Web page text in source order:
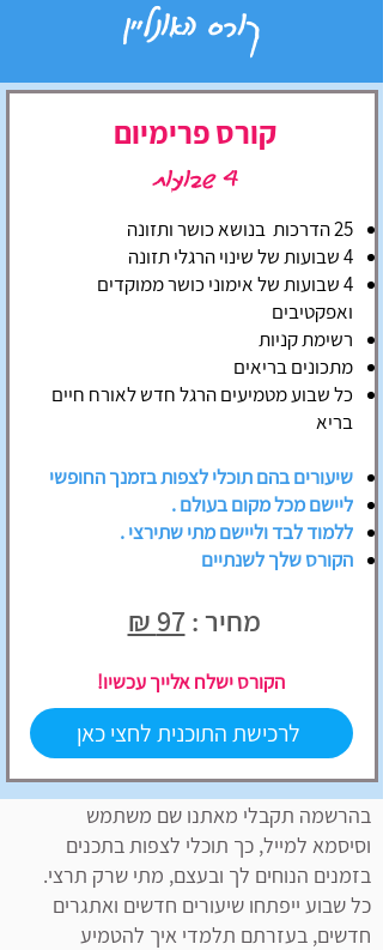
קורס האונליין
בהרשמה תקבלי מאתנו שם משתמש
וסיסמא למייל, כך תוכלי לצפות בתכנים
בזמנים הנוחים לך ובעצם, מתי שרק תרצי.
כל שבוע ייפתחו שיעורים חדשים ואתגרים
חדשים, בעזרתם תלמדי איך להטמיע
קורס פרימיום
4 שבועות
25 הדרכות בנושא כושר ותזונה
4 שבועות של שינוי הרגלי תזונה
4 שבועות של אימוני כושר ממוקדים
ואפקטיבים
רשימת קניות
מתכונים בריאים
כל שבוע מטמיעים הרגל חדש לאורח חיים
בריא
שיעורים בהם תוכלי לצפות בזמנך החופשי
ליישם מכל מקום בעולם .
ללמוד לבד וליישם מתי שתירצי .
הקורס שלך לשנתיים
מחיר :97 ₪
הקורס ישלח אלייך עכשיו!
לרכישת התוכנית לחצי כאן